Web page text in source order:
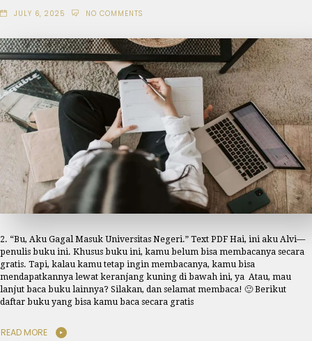
JULY 6, 2025 NO COMMENTS
2. “Bu, Aku Gagal Masuk Universitas Negeri.” Text PDF Hai, ini aku Alvi—
penulis buku ini. Khusus buku ini, kamu belum bisa membacanya secara
gratis. Tapi, kalau kamu tetap ingin membacanya, kamu bisa
mendapatkannya lewat keranjang kuning di bawah ini, ya Atau, mau
lanjut baca buku lainnya? Silakan, dan selamat membaca! 🙂 Berikut
daftar buku yang bisa kamu baca secara gratis
READ MORE